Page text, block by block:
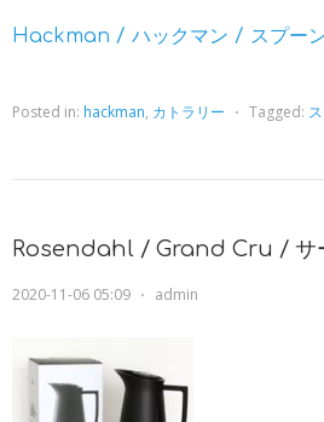
Hackman / ハックマン / スプー
Posted in: hackman, カトラリー ⋅ Tagged:
Rosendahl / Grand Cru / サ
2020-11-06 05:09 ⋅ admin